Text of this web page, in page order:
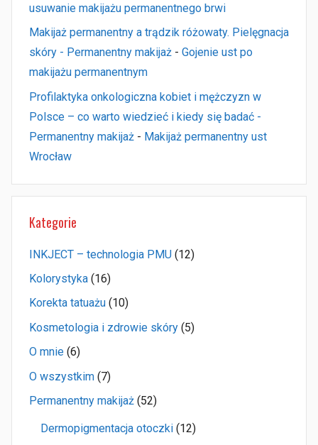
usuwanie makijażu permanentnego brwi
Makijaż permanentny a trądzik różowaty. Pielęgnacja
skóry - Permanentny makijaż - Gojenie ust po
makijażu permanentnym
Profilaktyka onkologiczna kobiet i mężczyzn w
Polsce – co warto wiedzieć i kiedy się badać -
Permanentny makijaż - Makijaż permanentny ust
Wrocław
Kategorie
INKJECT – technologia PMU (12)
Kolorystyka (16)
Korekta tatuażu (10)
Kosmetologia i zdrowie skóry (5)
O mnie (6)
O wszystkim (7)
Permanentny makijaż (52)
Dermopigmentacja otoczki (12)